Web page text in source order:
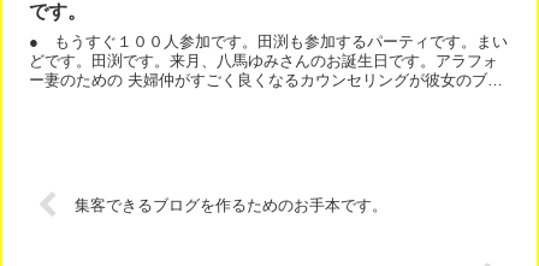
です。
● もうすぐ１００人参加です。田渕も参加するパーティです。まい
どです。田渕です。来月、八馬ゆみさんのお誕生日です。アラフォ
ー妻のための 夫婦仲がすごく良くなるカウンセリングが彼女のブロ
集客できるブログを作るためのお手本です。